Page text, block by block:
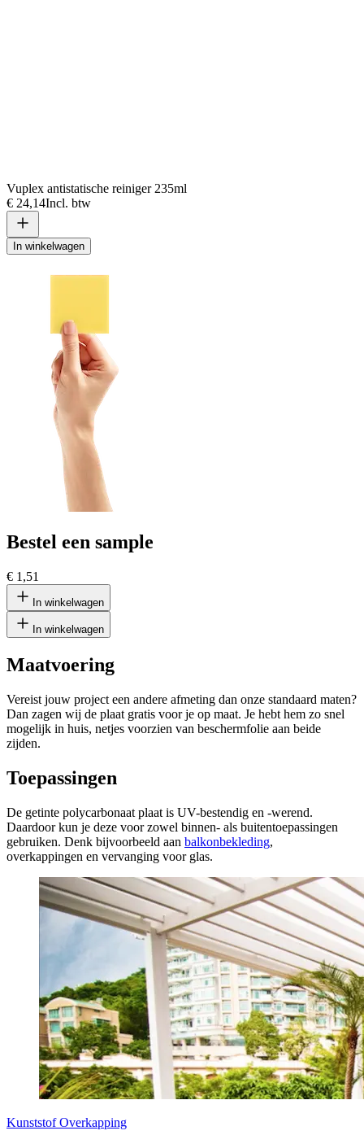
Vuplex antistatische reiniger 235ml
€ 24,14Incl. btw
In winkelwagen
Bestel een sample
€ 1,51
In winkelwagen
In winkelwagen
Maatvoering
Vereist jouw project een andere afmeting dan onze standaard maten?
Dan zagen wij de plaat gratis voor je op maat. Je hebt hem zo snel
mogelijk in huis, netjes voorzien van beschermfolie aan beide
zijden.
Toepassingen
De getinte polycarbonaat plaat is UV-bestendig en -werend.
Daardoor kun je deze voor zowel binnen- als buitentoepassingen
gebruiken. Denk bijvoorbeeld aan balkonbekleding,
overkappingen en vervanging voor glas.
Kunststof Overkapping